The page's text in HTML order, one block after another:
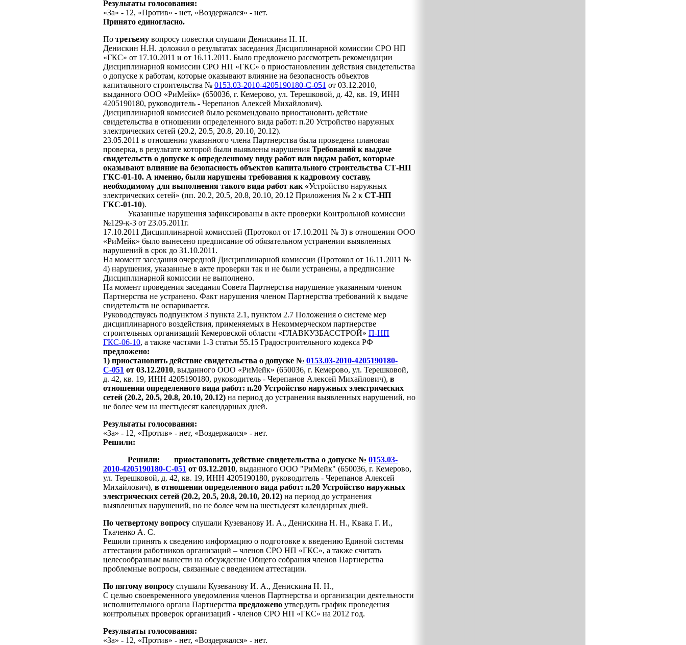
Результаты голосования:
«За» - 12, «Против» - нет, «Воздержался» - нет.
Принято единогласно.
По третьему вопросу повестки слушали Денискина Н. Н.
Денискин Н.Н. доложил о результатах заседания Дисциплинарной комиссии СРО НП
«ГКС» от 17.10.2011 и от 16.11.2011. Было предложено рассмотреть рекомендации
Дисциплинарной комиссии СРО НП «ГКС» о приостановлении действия свидетельства
о допуске к работам, которые оказывают влияние на безопасность объектов
капитального строительства № 0153.03-2010-4205190180-С-051 от 03.12.2010,
выданного ООО «РиМейк» (650036, г. Кемерово, ул. Терешковой, д. 42, кв. 19, ИНН
4205190180, руководитель - Черепанов Алексей Михайлович).
Дисциплинарной комиссией было рекомендовано приостановить действие
свидетельства в отношении определенного вида работ: п.20 Устройство наружных
электрических сетей (20.2, 20.5, 20.8, 20.10, 20.12).
23.05.2011 в отношении указанного члена Партнерства была проведена плановая
проверка, в результате которой были выявлены нарушения Требований к выдаче
свидетельств о допуске к определенному виду работ или видам работ, которые
оказывают влияние на безопасность объектов капитального строительства СТ-НП
ГКС-01-10. А именно, были нарушены требования к кадровому составу,
необходимому для выполнения такого вида работ как «Устройство наружных
электрических сетей» (пп. 20.2, 20.5, 20.8, 20.10, 20.12 Приложения № 2 к СТ-НП
ГКС-01-10).
Указанные нарушения зафиксированы в акте проверки Контрольной комиссии
№129-к-3 от 23.05.2011г.
17.10.2011 Дисциплинарной комиссией (Протокол от 17.10.2011 № 3) в отношении ООО
«РиМейк» было вынесено предписание об обязательном устранении выявленных
нарушений в срок до 31.10.2011.
На момент заседания очередной Дисциплинарной комиссии (Протокол от 16.11.2011 №
4) нарушения, указанные в акте проверки так и не были устранены, а предписание
Дисциплинарной комиссии не выполнено.
На момент проведения заседания Совета Партнерства нарушение указанным членом
Партнерства не устранено. Факт нарушения членом Партнерства требований к выдаче
свидетельств не оспаривается.
Руководствуясь подпунктом 3 пункта 2.1, пунктом 2.7 Положения о системе мер
дисциплинарного воздействия, применяемых в Некоммерческом партнерстве
строительных организаций Кемеровской области «ГЛАВКУЗБАССТРОЙ» П-НП
ГКС-06-10, а также частями 1-3 статьи 55.15 Градостроительного кодекса РФ
предложено:
1) приостановить действие свидетельства о допуске № 0153.03-2010-4205190180-
С-051 от 03.12.2010, выданного ООО «РиМейк» (650036, г. Кемерово, ул. Терешковой,
д. 42, кв. 19, ИНН 4205190180, руководитель - Черепанов Алексей Михайлович), в
отношении определенного вида работ: п.20 Устройство наружных электрических
сетей (20.2, 20.5, 20.8, 20.10, 20.12) на период до устранения выявленных нарушений, но
не более чем на шестьдесят календарных дней.
Результаты голосования:
«За» - 12, «Против» - нет, «Воздержался» - нет.
Решили:
Решили: приостановить действие свидетельства о допуске № 0153.03-
2010-4205190180-С-051 от 03.12.2010, выданного ООО "РиМейк" (650036, г. Кемерово,
ул. Терешковой, д. 42, кв. 19, ИНН 4205190180, руководитель - Черепанов Алексей
Михайлович), в отношении определенного вида работ: п.20 Устройство наружных
электрических сетей (20.2, 20.5, 20.8, 20.10, 20.12) на период до устранения
выявленных нарушений, но не более чем на шестьдесят календарных дней.
По четвертому вопросу слушали Кузеванову И. А., Денискина Н. Н., Квака Г. И.,
Ткаченко А. С.
Решили принять к сведению информацию о подготовке к введению Единой системы
аттестации работников организаций – членов СРО НП «ГКС», а также считать
целесообразным вынести на обсуждение Общего собрания членов Партнерства
проблемные вопросы, связанные с введением аттестации.
По пятому вопросу слушали Кузеванову И. А., Денискина Н. Н.,
С целью своевременного уведомления членов Партнерства и организации деятельности
исполнительного органа Партнерства предложено утвердить график проведения
контрольных проверок организаций - членов СРО НП «ГКС» на 2012 год.
Результаты голосования:
«За» - 12, «Против» - нет, «Воздержался» - нет.